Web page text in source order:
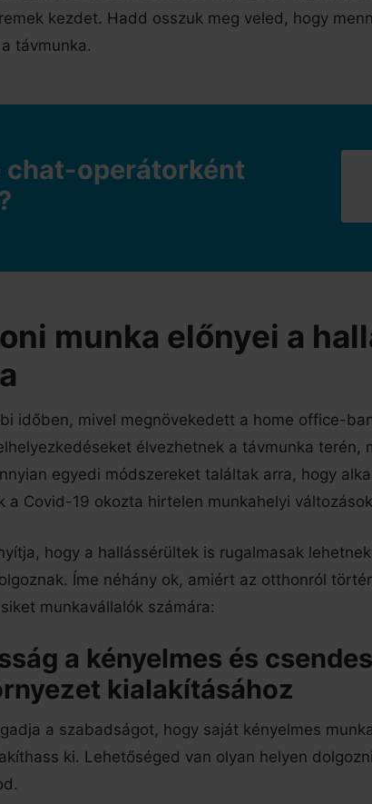
kezdet. Hadd osszuk meg veled, hogy
távmunka.
chat-operátorként
munka előnyei a
időben, mivel megnövekedett a home office-
élvezhetnek a távmunka terén,
egyedi módszereket találtak arra, hogy
a Covid-19 okozta hirtelen munkahelyi
hogy a hallássérültek is rugalmasak
Íme néhány ok, amiért az otthonról
munkavállalók számára:
a kényelmes és csendes
kialakításához
a szabadságot, hogy saját kényelmes
ki. Lehetőséged van olyan helyen